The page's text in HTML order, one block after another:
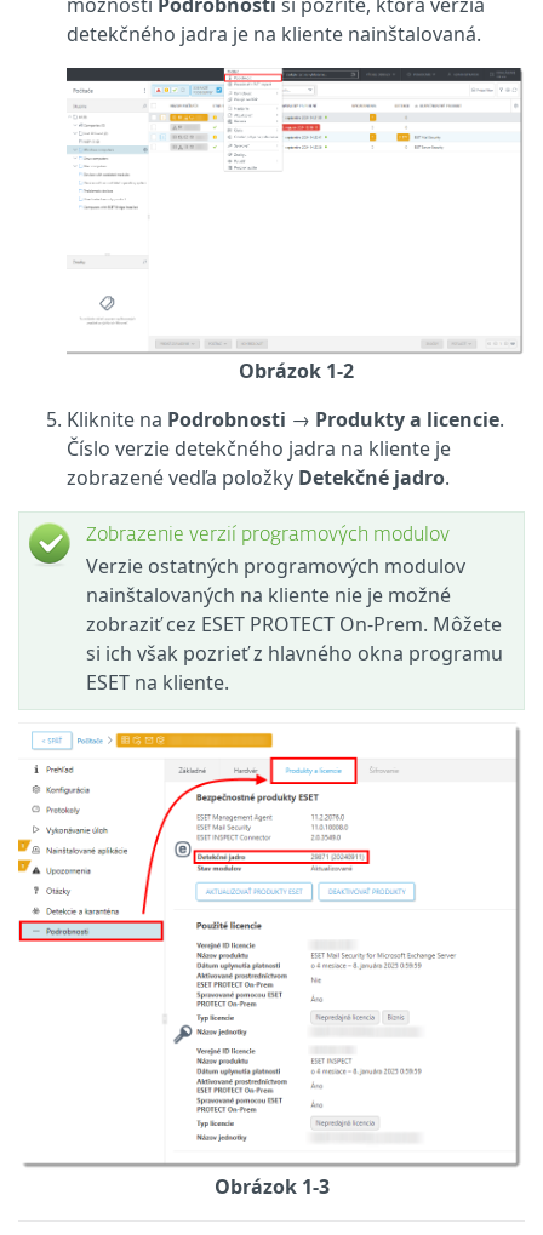
detekčného jadra je na kliente nainštalovaná.
Obrázok 1-2
Kliknite na Podrobnosti → Produkty a licencie.
Číslo verzie detekčného jadra na kliente je
zobrazené vedľa položky Detekčné jadro.
Zobrazenie verzií programových modulov
Verzie ostatných programových modulov
nainštalovaných na kliente nie je možné
zobraziť cez ESET PROTECT On‑Prem. Môžete
si ich však pozrieť z hlavného okna programu
ESET na kliente.
Obrázok 1-3